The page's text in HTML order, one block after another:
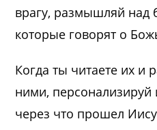
врагу, размышляй над
которые говорят о
Когда ты читаете их
ними,
через что прошел